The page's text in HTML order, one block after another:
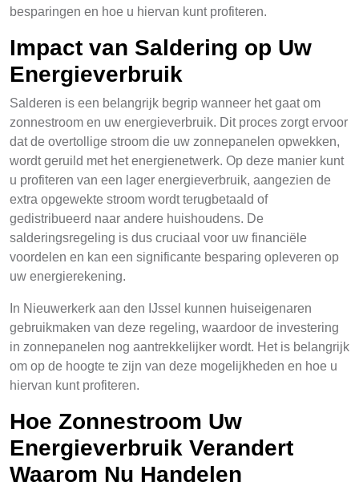
besparingen en hoe u hiervan kunt profiteren.
Impact van Saldering op Uw
Energieverbruik
Salderen is een belangrijk begrip wanneer het gaat om
zonnestroom en uw energieverbruik. Dit proces zorgt ervoor
dat de overtollige stroom die uw zonnepanelen opwekken,
wordt geruild met het energienetwerk. Op deze manier kunt
u profiteren van een lager energieverbruik, aangezien de
extra opgewekte stroom wordt terugbetaald of
gedistribueerd naar andere huishoudens. De
salderingsregeling is dus cruciaal voor uw financiële
voordelen en kan een significante besparing opleveren op
uw energierekening.
In Nieuwerkerk aan den IJssel kunnen huiseigenaren
gebruikmaken van deze regeling, waardoor de investering
in zonnepanelen nog aantrekkelijker wordt. Het is belangrijk
om op de hoogte te zijn van deze mogelijkheden en hoe u
hiervan kunt profiteren.
Hoe Zonnestroom Uw
Energieverbruik Verandert
Waarom Nu Handelen